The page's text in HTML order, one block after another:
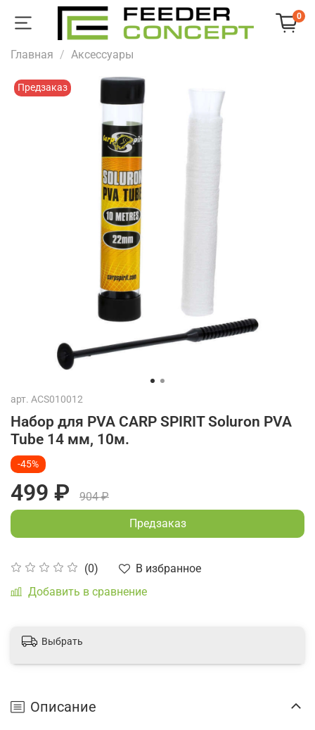
0
Главная Аксессуары
Предзаказ
арт. ACS010012
Набор для PVA CARP SPIRIT Soluron PVA
Tube 14 мм, 10м.
(0)
В избранное
Добавить в сравнение
-45%
499 ₽
904 ₽
Предзаказ
Выбрать
Описание